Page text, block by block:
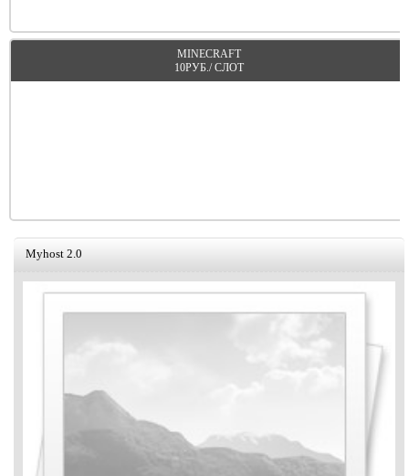
MINECRAFT
10РУБ./ СЛОТ
Myhost 2.0